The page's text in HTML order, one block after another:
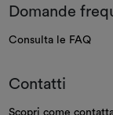
Domande
Consulta le FAQ
Contatti
Scopri come